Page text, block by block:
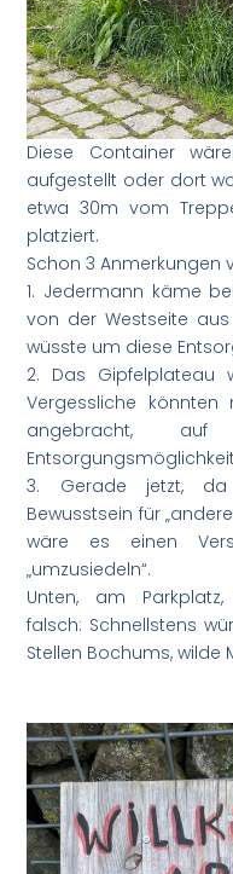
Diese Container
aufgestellt oder dort
etwa 30m vom
platziert.
Schon 3 Anmerkungen
1. Jedermann käme
von der Westseite
wüsste um diese
2. Das Gipfelplateau
Vergessliche
angebracht,
3. Gerade jetzt,
Bewusstsein für
wäre es einen
„umzusiedeln“.
Unten, am
falsch: Schnellstens
Stellen Bochums, wilde